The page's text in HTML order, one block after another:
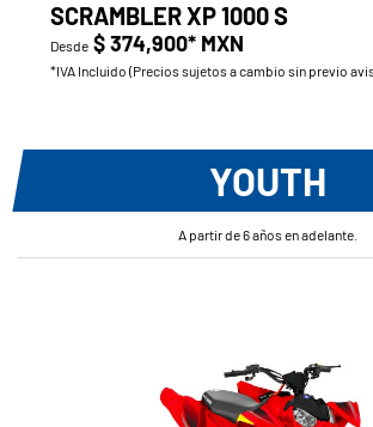
SCRAMBLER XP 1000 S
Desde $ 374,900* MXN
*IVA Incluido (Precios sujetos a cambio sin previo
YOUTH
A partir de 6 años en adelante.